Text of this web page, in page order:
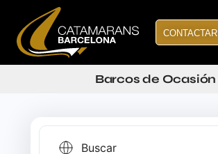
CONTACTAR
Barcos de Ocasión